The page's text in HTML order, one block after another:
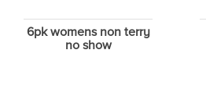
6pk womens non terry
no show